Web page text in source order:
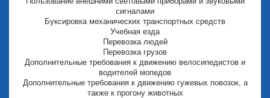
сигналами
Буксировка механических транспортных средств
Учебная езда
Перевозка людей
Перевозка грузов
Дополнительные требования к движению велосипедистов и
водителей мопедов
Дополнительные требования к движению гужевых повозок, а
также к прогону животных